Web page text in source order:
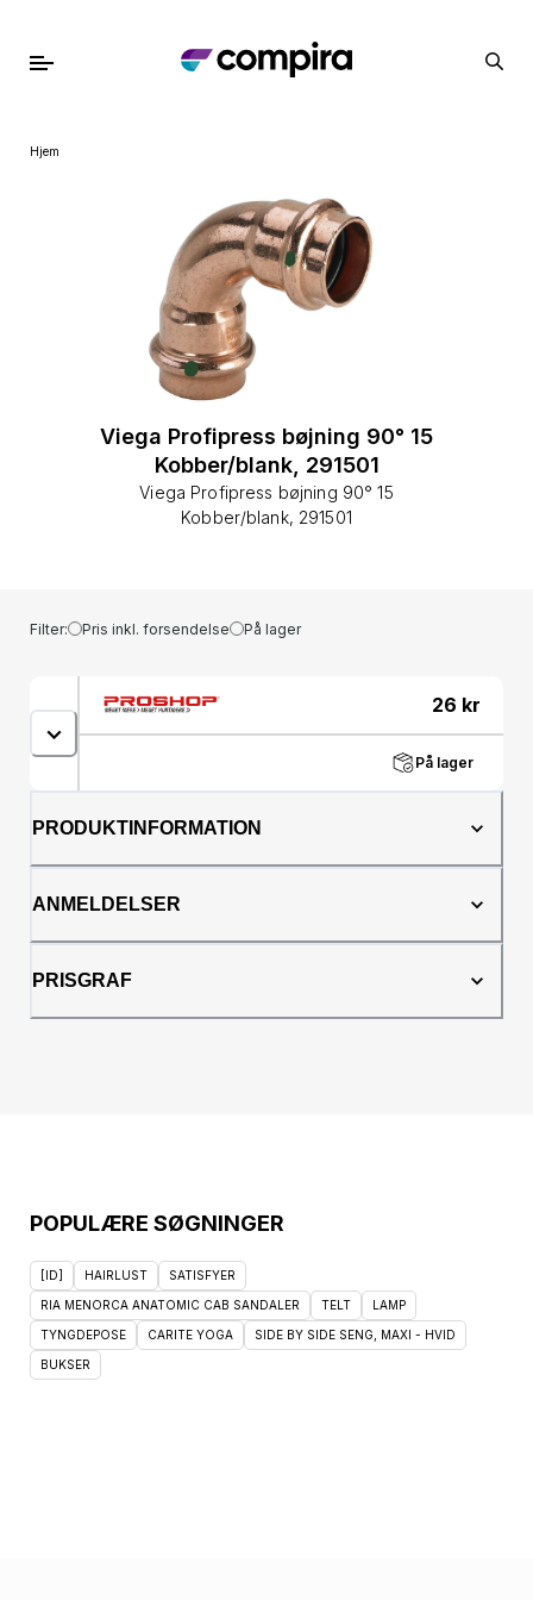
Hjem
Viega Profipress bøjning 90° 15
Kobber/blank, 291501
Viega Profipress bøjning 90° 15
Kobber/blank, 291501
Filter: Pris inkl. forsendelse På lager
26 kr
På lager
PRODUKTINFORMATION
ANMELDELSER
PRISGRAF
POPULÆRE SØGNINGER
[ID] HAIRLUST SATISFYER
RIA MENORCA ANATOMIC CAB SANDALER TELT LAMP
TYNGDEPOSE CARITE YOGA SIDE BY SIDE SENG, MAXI - HVID
BUKSER